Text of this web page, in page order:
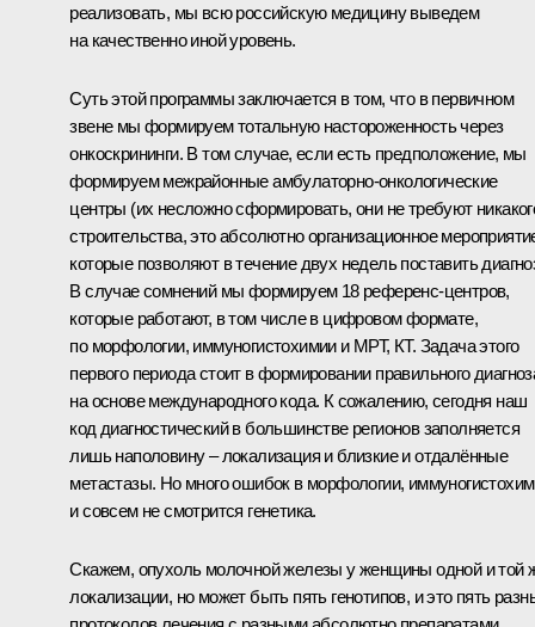
реализовать, мы всю российскую медицину выведем
на качественно иной уровень.
Суть этой программы заключается в том, что в первичном
звене мы формируем тотальную настороженность через
онкоскрининги. В том случае, если есть предположение, мы
формируем межрайонные амбулаторно-онкологические
центры (их несложно сформировать, они не требуют
строительства, это абсолютно организационное
которые позволяют в течение двух недель поставить
В случае сомнений мы формируем 18 референс-центров,
которые работают, в том числе в цифровом формате,
по морфологии, иммуногистохимии и МРТ, КТ. Задача этого
первого периода стоит в формировании правильного
на основе международного кода. К сожалению, сегодня наш
код диагностический в большинстве регионов заполняется
лишь наполовину – локализация и близкие и отдалённые
метастазы. Но много ошибок в морфологии,
и совсем не смотрится генетика.
Скажем, опухоль молочной железы у женщины одной и той
локализации, но может быть пять генотипов, и это пять